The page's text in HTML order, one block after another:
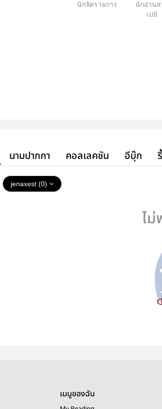
นักจัดรายการ
นักอ่านส
เปย์
นามปากกา คอลเลคชัน อีบุ๊ก
jenaxest (0)
ไม่
เมนูของฉัน